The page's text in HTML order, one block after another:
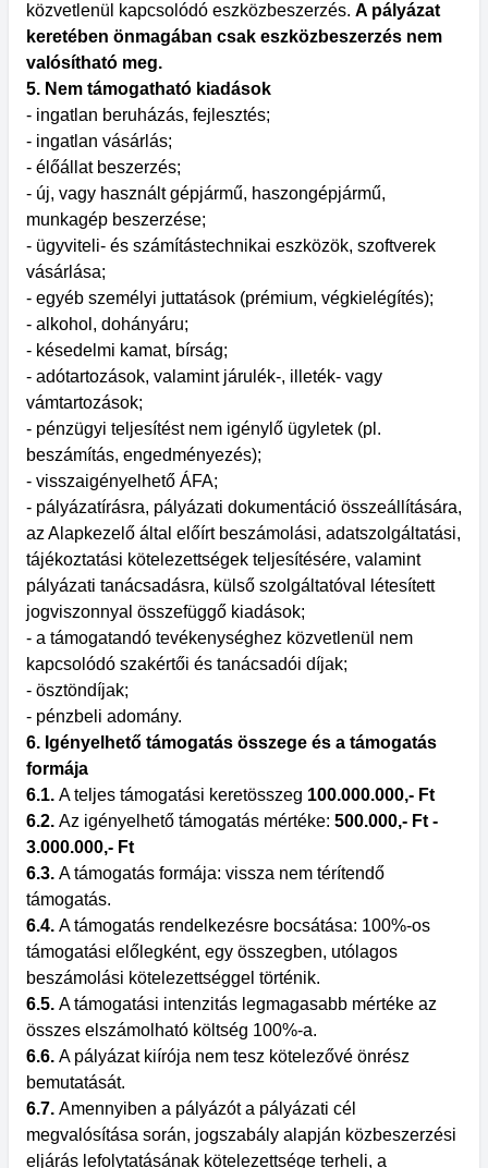
közvetlenül kapcsolódó eszközbeszerzés. A pályázat
keretében önmagában csak eszközbeszerzés nem
valósítható meg.
5. Nem támogatható kiadások
- ingatlan beruházás, fejlesztés;
- ingatlan vásárlás;
- élőállat beszerzés;
- új, vagy használt gépjármű, haszongépjármű,
munkagép beszerzése;
- ügyviteli- és számítástechnikai eszközök, szoftverek
vásárlása;
- egyéb személyi juttatások (prémium, végkielégítés);
- alkohol, dohányáru;
- késedelmi kamat, bírság;
- adótartozások, valamint járulék-, illeték- vagy
vámtartozások;
- pénzügyi teljesítést nem igénylő ügyletek (pl.
beszámítás, engedményezés);
- visszaigényelhető ÁFA;
- pályázatírásra, pályázati dokumentáció összeállítására,
az Alapkezelő által előírt beszámolási, adatszolgáltatási,
tájékoztatási kötelezettségek teljesítésére, valamint
pályázati tanácsadásra, külső szolgáltatóval létesített
jogviszonnyal összefüggő kiadások;
- a támogatandó tevékenységhez közvetlenül nem
kapcsolódó szakértői és tanácsadói díjak;
- ösztöndíjak;
- pénzbeli adomány.
6. Igényelhető támogatás összege és a támogatás
formája
6.1. A teljes támogatási keretösszeg 100.000.000,- Ft
6.2. Az igényelhető támogatás mértéke: 500.000,- Ft -
3.000.000,- Ft
6.3. A támogatás formája: vissza nem térítendő
támogatás.
6.4. A támogatás rendelkezésre bocsátása: 100%-os
támogatási előlegként, egy összegben, utólagos
beszámolási kötelezettséggel történik.
6.5. A támogatási intenzitás legmagasabb mértéke az
összes elszámolható költség 100%-a.
6.6. A pályázat kiírója nem tesz kötelezővé önrész
bemutatását.
6.7. Amennyiben a pályázót a pályázati cél
megvalósítása során, jogszabály alapján közbeszerzési
eljárás lefolytatásának kötelezettsége terheli, a